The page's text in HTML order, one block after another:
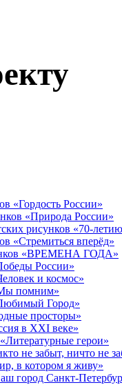
«Гордость России»
«Природа России»
рисунков «70-
«Стремиться вперёд»
«ВРЕМЕНА ГОДА»
России»
и космос»
помним»
Город»
просторы»
в XXI веке»
герои»
не забыт, ничто не
в котором я живу»
город Санкт-